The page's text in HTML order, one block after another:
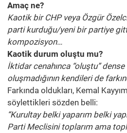
Amaç ne?
Kaotik bir CHP veya Özgür
parti kurduğu/yeni bir partiye
kompozisyon…
Kaotik durum oluştu mu?
İktidar cenahınca “oluştu” dense
oluşmadığının kendileri de
Farkında oldukları, Kemal
söylettikleri sözden belli:
“Kurultay belki yaparım belki
Parti Meclisini toplarım ama